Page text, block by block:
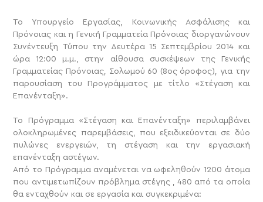
Το Υπουργείο Εργασίας, Κοινωνικής Ασφάλισης και
Πρόνοιας και η Γενική Γραμματεία Πρόνοιας διοργανώνουν
Συνέντευξη Τύπου την Δευτέρα 15 Σεπτεμβρίου 2014 και
ώρα 12:00 μ.μ., στην αίθουσα συσκέψεων της Γενικής
Γραμματείας Πρόνοιας, Σολωμού 60 (8ος όροφος), για την
παρουσίαση του Προγράμματος με τίτλο «Στέγαση και
Επανένταξη».
Το Πρόγραμμα «Στέγαση και Επανένταξη» περιλαμβάνει
ολοκληρωμένες παρεμβάσεις, που εξειδικεύονται σε δύο
πυλώνες ενεργειών, τη στέγαση και την εργασιακή
επανένταξη αστέγων.
Από το Πρόγραμμα αναμένεται να ωφεληθούν 1200 άτομα
που αντιμετωπίζουν πρόβλημα στέγης , 480 από τα οποία
θα ενταχθούν και σε εργασία και συγκεκριμένα: